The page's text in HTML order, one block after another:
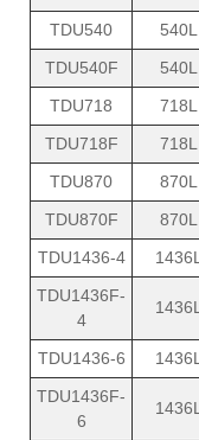
TDU540
540L
TDU540F
540L
TDU718
718L
TDU718F
718L
TDU870
870L
TDU870F
870L
TDU1436-4
1436L
TDU1436F-
4
1436L
TDU1436-6 1436L
TDU1436F-
6
1436L